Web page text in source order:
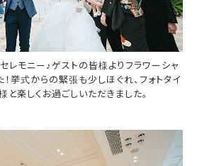
レモニー♪ゲストの皆様よりフラワーシャ
挙式からの緊張も少しほぐれ、フォトタイ
楽しくお過ごしいただきました。